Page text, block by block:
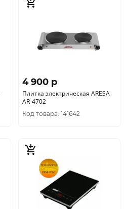
4 900 p
Плитка электрическая ARESA
AR-4702
Код товара: 141642